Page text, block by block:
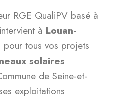
RGE QualiPV basé à
à Louan-
pour tous vos projets
solaires
de Seine-et-
exploitations